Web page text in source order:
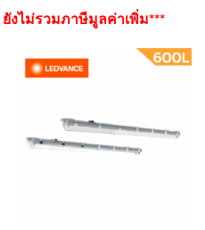
งไม่รวมภาษีมูลค่าเพิ่ม***